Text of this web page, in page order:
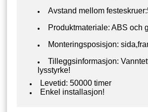
Avstand mellom
Produktmateriale: ABS och
Monteringsposisjon:
Tilleggsinformasjon:
lysstyrke!
Levetid: 50000 timer
Enkel installasjon!